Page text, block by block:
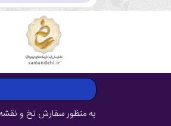
به منظور سفارش نخ و